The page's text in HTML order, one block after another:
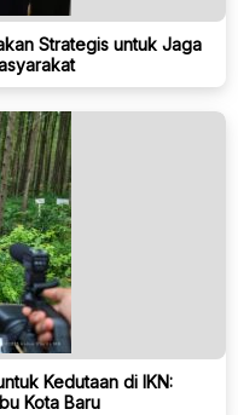
Strategis untuk Jaga
Kedutaan di IKN:
Kota Baru